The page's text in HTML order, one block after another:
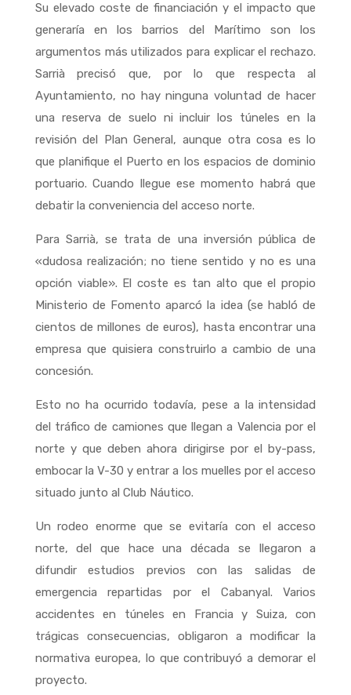
Su elevado coste de financiación y el impacto que
generaría en los barrios del Marítimo son los
argumentos más utilizados para explicar el rechazo.
Sarrià precisó que, por lo que respecta al
Ayuntamiento, no hay ninguna voluntad de hacer
una reserva de suelo ni incluir los túneles en la
revisión del Plan General, aunque otra cosa es lo
que planifique el Puerto en los espacios de dominio
portuario. Cuando llegue ese momento habrá que
debatir la conveniencia del acceso norte.
Para Sarrià, se trata de una inversión pública de
«dudosa realización; no tiene sentido y no es una
opción viable». El coste es tan alto que el propio
Ministerio de Fomento aparcó la idea (se habló de
cientos de millones de euros), hasta encontrar una
empresa que quisiera construirlo a cambio de una
concesión.
Esto no ha ocurrido todavía, pese a la intensidad
del tráfico de camiones que llegan a Valencia por el
norte y que deben ahora dirigirse por el by-pass,
embocar la V-30 y entrar a los muelles por el acceso
situado junto al Club Náutico.
Un rodeo enorme que se evitaría con el acceso
norte, del que hace una década se llegaron a
difundir estudios previos con las salidas de
emergencia repartidas por el Cabanyal. Varios
accidentes en túneles en Francia y Suiza, con
trágicas consecuencias, obligaron a modificar la
normativa europea, lo que contribuyó a demorar el
proyecto.